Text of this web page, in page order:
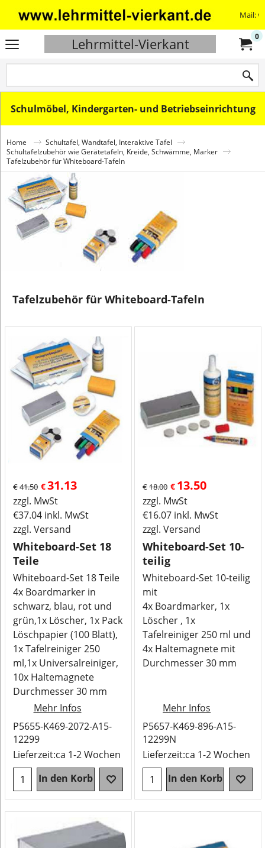
Mail:
Lehrmittel-Vierkant 0
Schulmöbel, Kindergarten- und Betriebseinrichtung
Home
Schultafel, Wandtafel, Interaktive Tafel
Schultafelzubehör wie Gerätetafeln, Kreide, Schwämme, Marker
Tafelzubehör für Whiteboard-Tafeln
Tafelzubehör für Whiteboard-Tafeln
€41.50 €31.13
zzgl. MwSt
€37.04 inkl. MwSt
zzgl. Versand
Whiteboard-Set 18
Teile
Whiteboard-Set 18 Teile
4x Boardmarker in
schwarz, blau, rot und
grün,1x Löscher, 1x Pack
Löschpapier (100 Blatt),
1x Tafelreiniger 250
ml,1x Universalreiniger,
10x Haltemagnete
Durchmesser 30 mm
Mehr Infos
P5655-K469-2072-A15-
12299
Lieferzeit:ca 1-2 Wochen
In den Korb
€18.00 € 13.50
zzgl. MwSt
€16.07 inkl. MwSt
zzgl. Versand
Whiteboard-Set 10-
teilig
Whiteboard-Set 10-teilig
mit
4x Boardmarker, 1x
Löscher , 1x
Tafelreiniger 250 ml und
4x Haltemagnete mit
Durchmesser 30 mm
Mehr Infos
P5657-K469-896-A15-
12299N
Lieferzeit:ca 1-2 Wochen
In den Korb